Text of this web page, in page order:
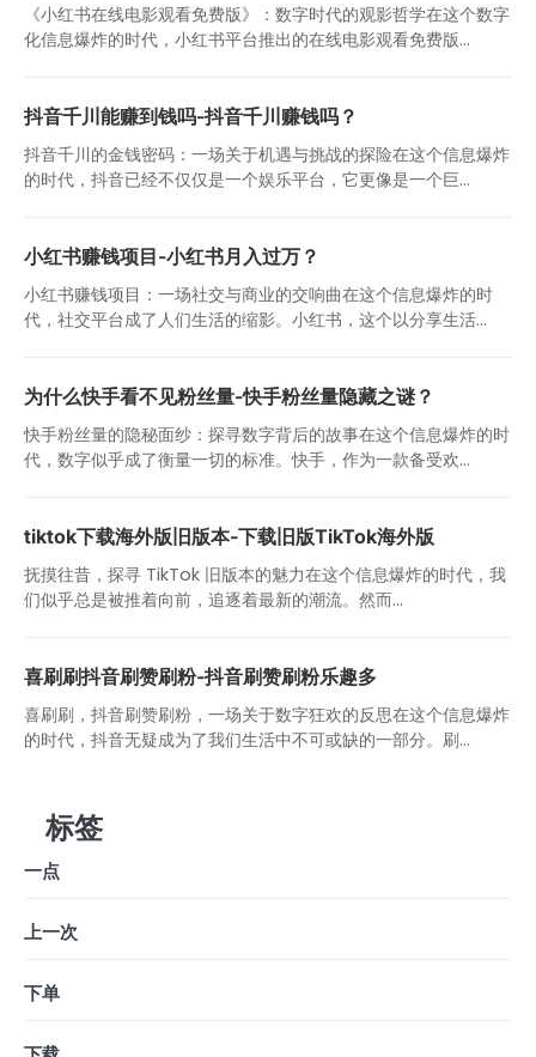
《小红书在线电影观看免费版》：数字时代的观影哲学在这个数字
化信息爆炸的时代，小红书平台推出的在线电影观看免费版...
抖音千川能赚到钱吗-抖音千川赚钱吗？
抖音千川的金钱密码：一场关于机遇与挑战的探险在这个信息爆炸
的时代，抖音已经不仅仅是一个娱乐平台，它更像是一个巨...
小红书赚钱项目-小红书月入过万？
小红书赚钱项目：一场社交与商业的交响曲在这个信息爆炸的时
代，社交平台成了人们生活的缩影。小红书，这个以分享生活...
为什么快手看不见粉丝量-快手粉丝量隐藏之谜？
快手粉丝量的隐秘面纱：探寻数字背后的故事在这个信息爆炸的时
代，数字似乎成了衡量一切的标准。快手，作为一款备受欢...
tiktok下载海外版旧版本-下载旧版TikTok海外版
抚摸往昔，探寻 TikTok 旧版本的魅力在这个信息爆炸的时代，我
们似乎总是被推着向前，追逐着最新的潮流。然而...
喜刷刷抖音刷赞刷粉-抖音刷赞刷粉乐趣多
喜刷刷，抖音刷赞刷粉，一场关于数字狂欢的反思在这个信息爆炸
的时代，抖音无疑成为了我们生活中不可或缺的一部分。刷...
标签
一点
上一次
下单